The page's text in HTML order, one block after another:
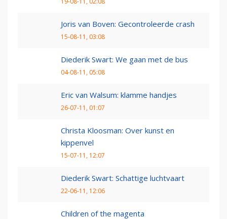
Joris van Boven: Gecontroleerde crash
15-08-11, 03:08
Diederik Swart: We gaan met de bus
04-08-11, 05:08
Eric van Walsum: klamme handjes
26-07-11, 01:07
Christa Kloosman: Over kunst en
kippenvel
15-07-11, 12:07
Diederik Swart: Schattige luchtvaart
22-06-11, 12:06
Children of the magenta